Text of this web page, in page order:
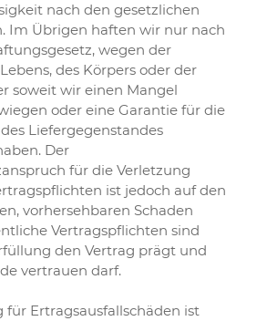
nach den gesetzlichen
Im Übrigen haften wir nur nach
wegen der
des Körpers oder der
soweit wir einen Mangel
oder eine Garantie für die
Liefergegenstandes
Der
für die Verletzung
ist jedoch auf den
vorhersehbaren Schaden
Vertragspflichten sind
den Vertrag prägt und
vertrauen darf.
für Ertragsausfallschäden ist